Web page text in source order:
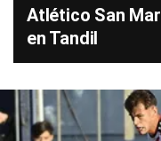
Atlético San
en Tandil